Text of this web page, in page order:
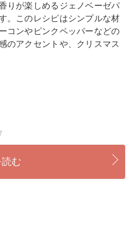
りが楽しめるジェノベーゼパ
。このレシピはシンプルな材
コンやピンクペッパーなどの
のアクセントや、クリスマス
む